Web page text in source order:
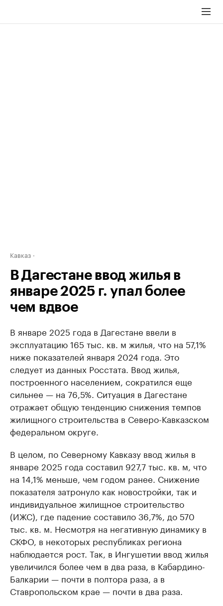
Кавказ
В Дагестане ввод жилья в
январе 2025 г. упал более
чем вдвое
В январе 2025 года в Дагестане ввели в
эксплуатацию 165 тыс. кв. м жилья, что на 57,1%
ниже показателей января 2024 года. Это
следует из данных Росстата. Ввод жилья,
построенного населением, сократился еще
сильнее — на 76,5%. Ситуация в Дагестане
отражает общую тенденцию снижения темпов
жилищного строительства в Северо-Кавказском
федеральном округе.
В целом, по Северному Кавказу ввод жилья в
январе 2025 года составил 927,7 тыс. кв. м, что
на 14,1% меньше, чем годом ранее. Снижение
показателя затронуло как новостройки, так и
индивидуальное жилищное строительство
(ИЖС), где падение составило 36,7%, до 570
тыс. кв. м. Несмотря на негативную динамику в
СКФО, в некоторых республиках региона
наблюдается рост. Так, в Ингушетии ввод жилья
увеличился более чем в два раза, в Кабардино-
Балкарии — почти в полтора раза, а в
Ставропольском крае — почти в два раза.